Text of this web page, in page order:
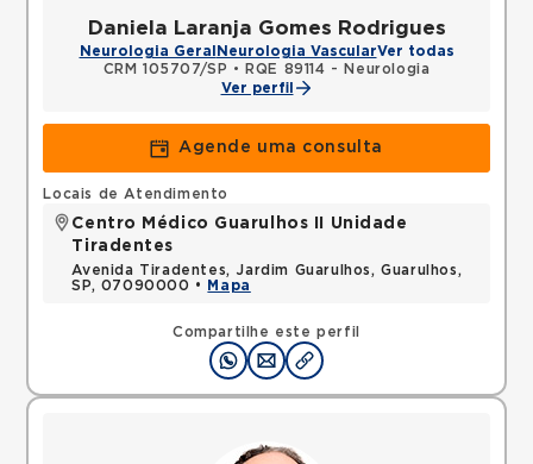
Daniela Laranja Gomes Rodrigues
Neurologia Geral Neurologia VascularVer todas
CRM 105707/SP •
RQE 89114 - Neurologia
Ver perfil
Agende uma consulta
Compartilhe este perfil
Locais de Atendimento
Centro Médico Guarulhos II Unidade
Tiradentes
Avenida Tiradentes, Jardim Guarulhos, Guarulhos,
SP, 07090000 •
Mapa